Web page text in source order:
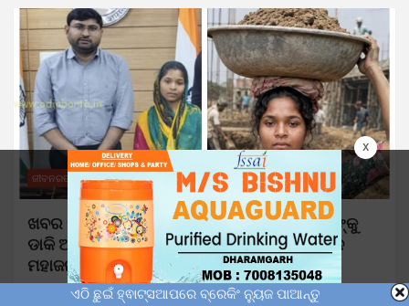
x
ଜୀବନରଙ୍ଗ ମୋ ଓଡ଼ିଶା
ଖବର ପ୍ରସାରଣ ପରେ ନିଜ କାର୍ଯ୍ୟାଳୟକୁ ସୁକାନ୍ତିଙ୍କୁ
ଡାକି ଆଲୋଚନା କଲେ ଜିଲ୍ଲାପାଳ ମନୋଜ ସତ୍ୟବାନ
ମହାଜନ
2 days ago Sunil Kumar Dhangadamajhi
ଏଠି ଛୁଇଁ ହ୍ଵାଟ୍ସଆପରେ ବ୍ରେକିଂ ନ୍ୟୁଜ ପାଆନ୍ତୁ